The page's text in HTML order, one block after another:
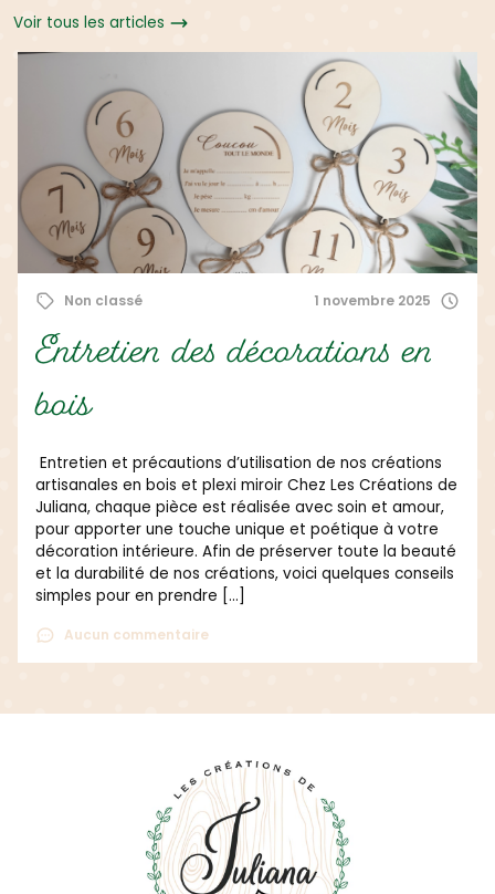
Voir tous les articles
Non classé 1 mars 2021
Juliana créatrice engagée et
déterminée
Juliana est aussi une créatrice engagée et déterminée
avec un GRAND cœur.
Aucun commentaire